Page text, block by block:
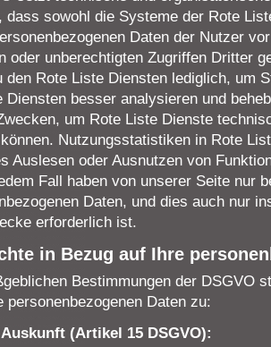
dass sowohl die Systeme der Rote
Daten der Nutzer
oder unberechtigten Zugriffen Dritter
den Rote Liste Diensten lediglich, um
Diensten besser analysieren und
um Rote Liste Dienste
Nutzungsstatistiken in Rote
Auslesen oder Ausnutzen von
Fall haben von unserer Seite nur
Daten, und dies auch nur
erforderlich ist.
in Bezug auf Ihre
Bestimmungen der DSGVO
personenbezogenen Daten zu:
(Artikel 15 DSGVO):